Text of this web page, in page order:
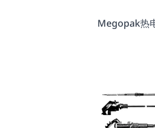
Megopak热